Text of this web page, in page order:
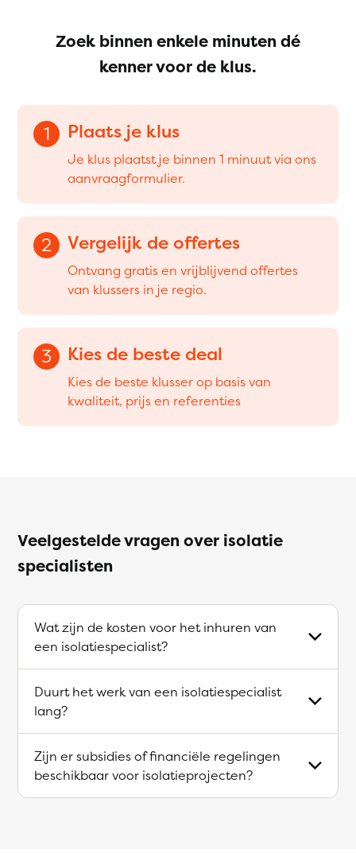
Zoek binnen enkele minuten dé
kenner voor de klus.
1 Plaats je klus
Je klus plaatst je binnen 1 minuut via ons
aanvraagformulier.
2 Vergelijk de offertes
Ontvang gratis en vrijblijvend offertes
van klussers in je regio.
3 Kies de beste deal
Kies de beste klusser op basis van
kwaliteit, prijs en referenties
Veelgestelde vragen over isolatie
specialisten
Wat zijn de kosten voor het inhuren van
een isolatiespecialist?
Duurt het werk van een isolatiespecialist
lang?
Zijn er subsidies of financiële regelingen
beschikbaar voor isolatieprojecten?